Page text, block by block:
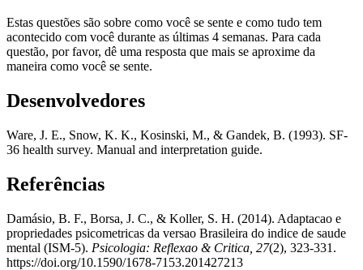
Estas questões são sobre como você se sente e como tudo tem
acontecido com você durante as últimas 4 semanas. Para cada
questão, por favor, dê uma resposta que mais se aproxime da
maneira como você se sente.
Desenvolvedores
Ware, J. E., Snow, K. K., Kosinski, M., & Gandek, B. (1993). SF-
36 health survey. Manual and interpretation guide.
Referências
Damásio, B. F., Borsa, J. C., & Koller, S. H. (2014). Adaptacao e
propriedades psicometricas da versao Brasileira do indice de saude
mental (ISM-5). Psicologia: Reflexao & Critica, 27(2), 323-331.
https://doi.org/10.1590/1678-7153.201427213